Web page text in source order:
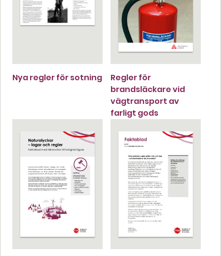
Nya regler för sotning
Regler för
brandsläckare vid
vägtransport av
farligt gods